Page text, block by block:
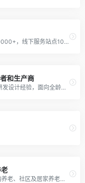
集团拥有管理团队500+，服务团队20000+，线下服务站点100+，累计服务500万+。集团拥有国家专利近30项、软件著作权近80项，并先后获得国家高新技术企业、天津市瞪羚企业、天津市专精特新中小企业等多项荣誉。
和生产商
埃微拥有10年以上智能穿戴行业创新研发设计经验，面向全龄段多个生活场景，提供软件、硬件、云、制造、售后等一站式解决方案，具备成熟的整机交付能力。
公司专注智慧照护服务，为中高端机构养老、社区及居家养老提供全面的软硬件智慧照护解决方案，降低养老服务照护风险、提高照护效率、助力品牌建设。